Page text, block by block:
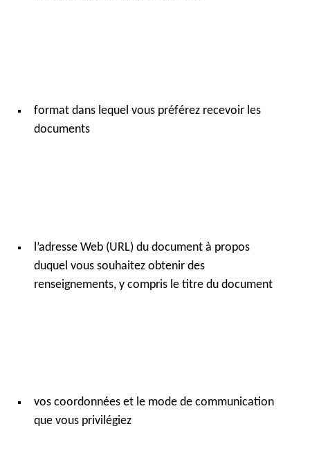
format dans lequel vous préférez recevoir les
documents
l’adresse Web (URL) du document à propos
duquel vous souhaitez obtenir des
renseignements, y compris le titre du document
vos coordonnées et le mode de communication
que vous privilégiez